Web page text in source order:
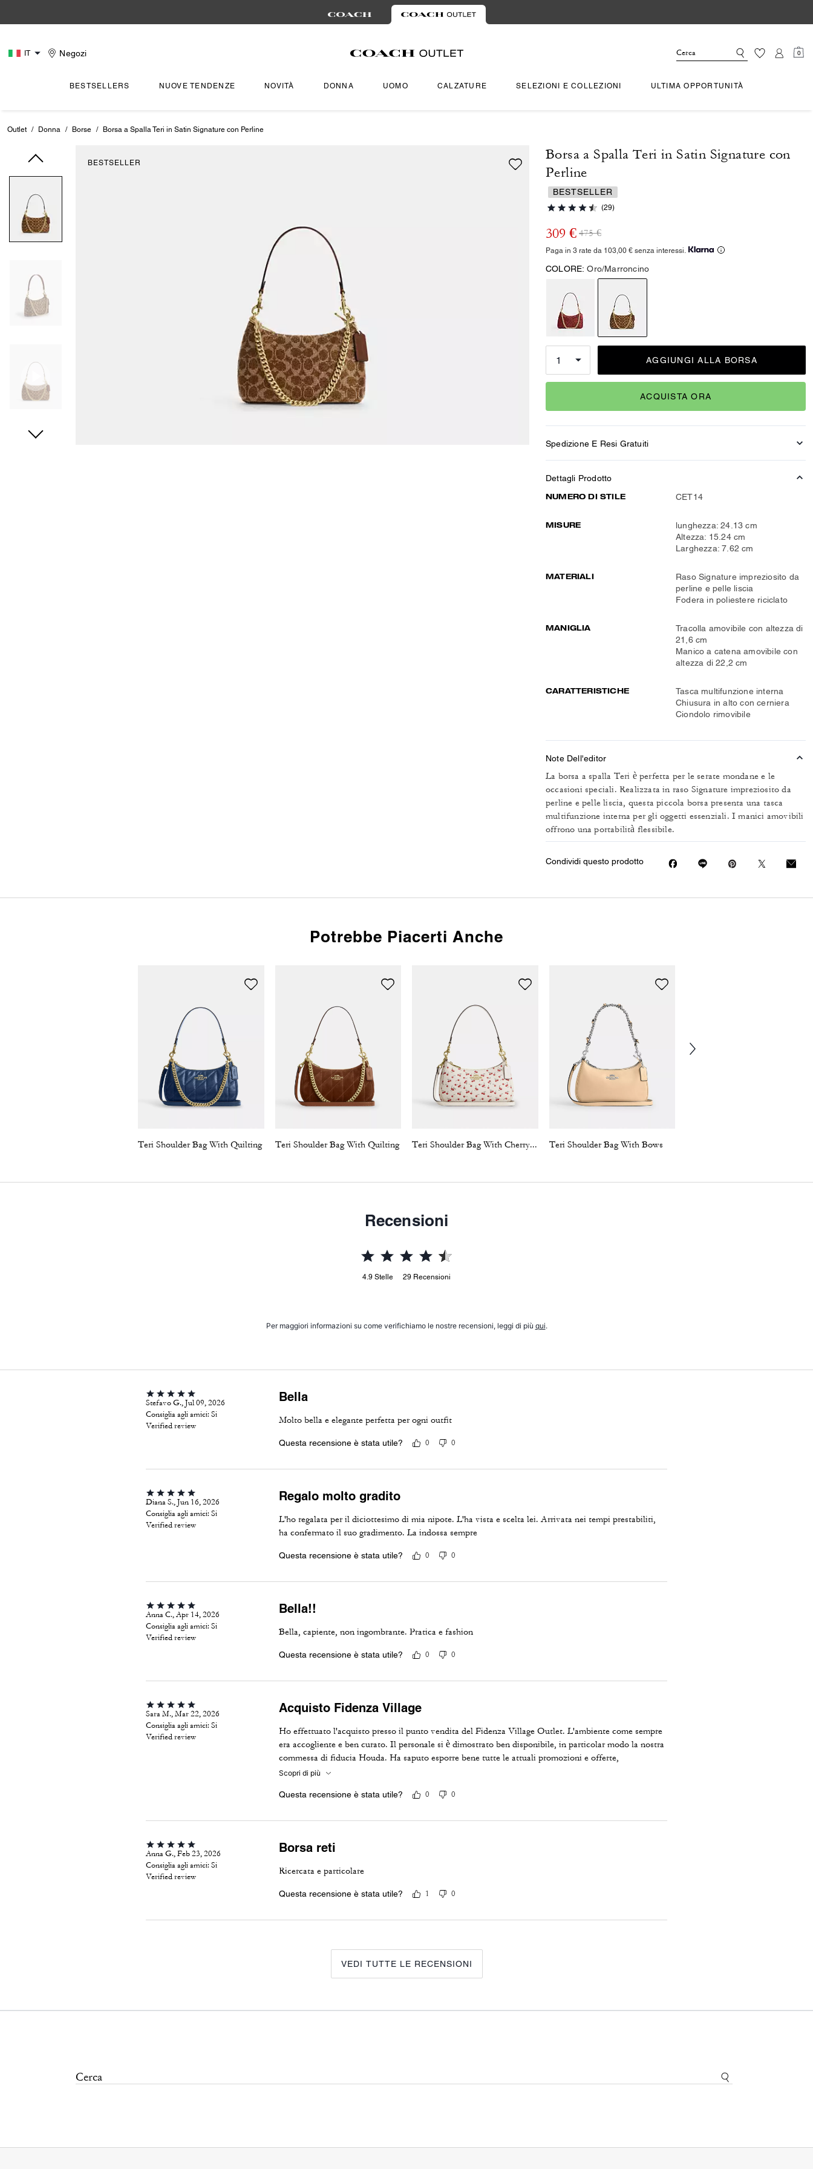
IT Negozi 0
BESTSELLERS NUOVE TENDENZE NOVITÀ DONNA UOMO CALZATURE SELEZIONI E COLLEZIONI ULTIMA OPPORTUNITÀ
Outlet / Donna / Borse / Borsa a Spalla Teri in Satin Signature con Perline
BESTSELLER
Borsa a Spalla Teri in Satin Signature con
Perline
BESTSELLER
(29)
309 € 475 €
Paga in 3 rate da 103,00 € senza interessi.
COLORE: Oro/Marroncino
AGGIUNGI ALLA BORSA
ACQUISTA ORA
Spedizione E Resi Gratuiti
Dettagli Prodotto
NUMERO DI STILE
CET14
MISURE
lunghezza: 24.13 cm
Altezza: 15.24 cm
Larghezza: 7.62 cm
MATERIALI
Raso Signature impreziosito da
perline e pelle liscia
Fodera in poliestere riciclato
MANIGLIA
Tracolla amovibile con altezza di
21,6 cm
Manico a catena amovibile con
altezza di 22,2 cm
CARATTERISTICHE
Tasca multifunzione interna
Chiusura in alto con cerniera
Ciondolo rimovibile
Note Dell'editor
La borsa a spalla Teri è perfetta per le serate mondane e le
occasioni speciali. Realizzata in raso Signature impreziosito da
perline e pelle liscia, questa piccola borsa presenta una tasca
multifunzione interna per gli oggetti essenziali. I manici amovibili
offrono una portabilità flessibile.
Condividi questo prodotto
Potrebbe Piacerti Anche
Teri Shoulder Bag With Quilting Teri Shoulder Bag With Quilting Teri Shoulder Bag With Cherry Print Teri Shoulder Bag With Bows
Recensioni
4.9 Stelle 29 Recensioni
Per maggiori informazioni su come verifichiamo le nostre recensioni, leggi di più qui.
Stefavo G., Jul 09, 2026
Consiglia agli amici: Si
Verified review
Bella
Molto bella e elegante perfetta per ogni outfit
Questa recensione è stata utile? 0 0
Diana S., Jun 16, 2026
Consiglia agli amici: Si
Verified review
Regalo molto gradito
L'ho regalata per il diciottesimo di mia nipote. L'ha vista e scelta lei. Arrivata nei tempi prestabiliti,
ha confermato il suo gradimento. La indossa sempre
Questa recensione è stata utile? 0 0
Anna C., Apr 14, 2026
Consiglia agli amici: Si
Verified review
Bella!!
Bella, capiente, non ingombrante. Pratica e fashion
Questa recensione è stata utile? 0 0
Sara M., Mar 22, 2026
Consiglia agli amici: Si
Verified review
Acquisto Fidenza Village
Ho effettuato l'acquisto presso il punto vendita del Fidenza Village Outlet. L'ambiente come sempre
era accogliente e ben curato. Il personale si è dimostrato ben disponibile, in particolar modo la nostra
commessa di fiducia Houda. Ha saputo esporre bene tutte le attuali promozioni e offerte,
supportanodci in modo impeccabile e gentile nell'acquisto della Teri Shoulder Bag. Esperienza molto
Scopri di più
Questa recensione è stata utile? 0 0
Anna G., Feb 23, 2026
Consiglia agli amici: Si
Verified review
Borsa reti
Ricercata e particolare
Questa recensione è stata utile? 1 0
VEDI TUTTE LE RECENSIONI